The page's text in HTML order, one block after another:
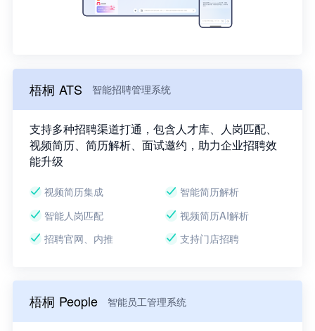
梧桐 ATS 智能招聘管理系统
支持多种招聘渠道打通，包含人才库、人岗匹配、
视频简历、简历解析、面试邀约，助力企业招聘效
能升级
视频简历集成
智能简历解析
智能人岗匹配
视频简历AI解析
招聘官网、内推
支持门店招聘
梧桐 People 智能员工管理系统